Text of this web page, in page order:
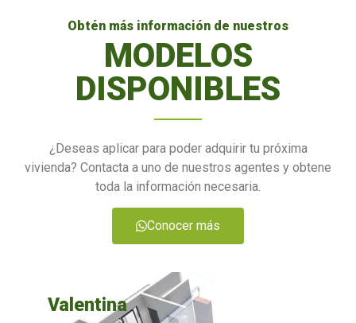
Obtén más información de nuestros
MODELOS
DISPONIBLES
¿Deseas aplicar para poder adquirir tu próxima
vivienda? Contacta a uno de nuestros agentes y obtene
toda la información necesaria.
Conocer más
Valentina